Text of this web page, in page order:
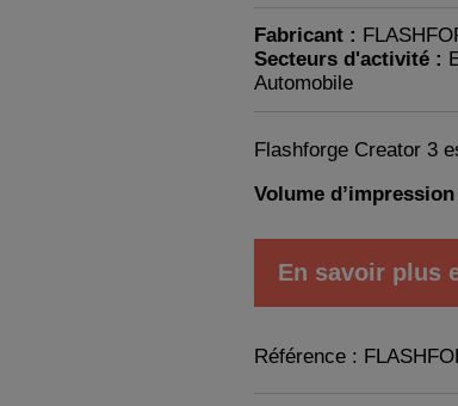
Fabricant :
Secteurs d'activité :
Automobile
Flashforge Creator 3
Volume d’impression
En savoir plus
Référence :